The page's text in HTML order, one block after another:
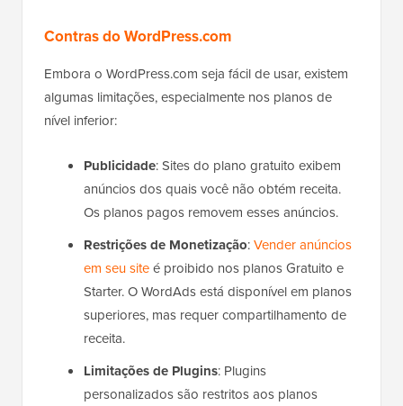
Contras do WordPress.com
Embora o WordPress.com seja fácil de usar, existem
algumas limitações, especialmente nos planos de
nível inferior:
Publicidade: Sites do plano gratuito exibem
anúncios dos quais você não obtém receita.
Os planos pagos removem esses anúncios.
Restrições de Monetização:Vender anúncios
em seu siteé proibido nos planos Gratuito e
Starter. O WordAds está disponível em planos
superiores, mas requer compartilhamento de
receita.
Limitações de Plugins: Plugins
personalizados são restritos aos planos